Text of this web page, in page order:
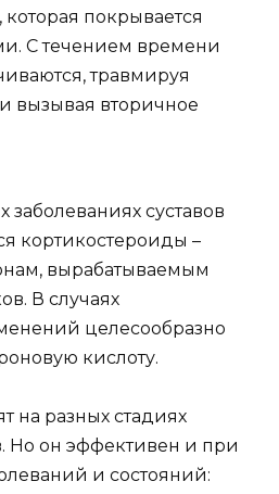
покрывается
С течением времени
травмируя
вызывая вторичное
суставов
кортикостероиды –
вырабатываемым
В случаях
целесообразно
кислоту.
на разных стадиях
Но он эффективен и при
и состояний: